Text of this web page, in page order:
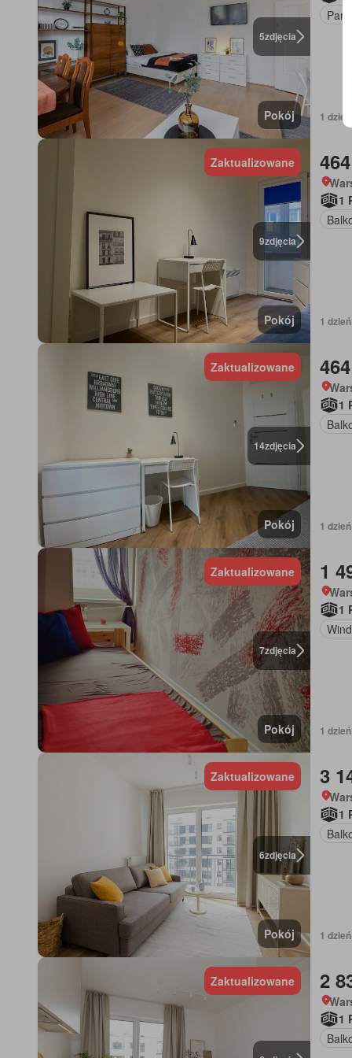
5zdjęcia
Pokój 1
9zdjęcia
Zaktualizowane
Pokój
1
1
14zdjęcia
Zaktualizowane
Pokój
1
1
7zdjęcia
Zaktualizowane
Pokój
1
1
1
6zdjęcia
Zaktualizowane
Pokój
3
1
1
Zaktualizowane 2
1